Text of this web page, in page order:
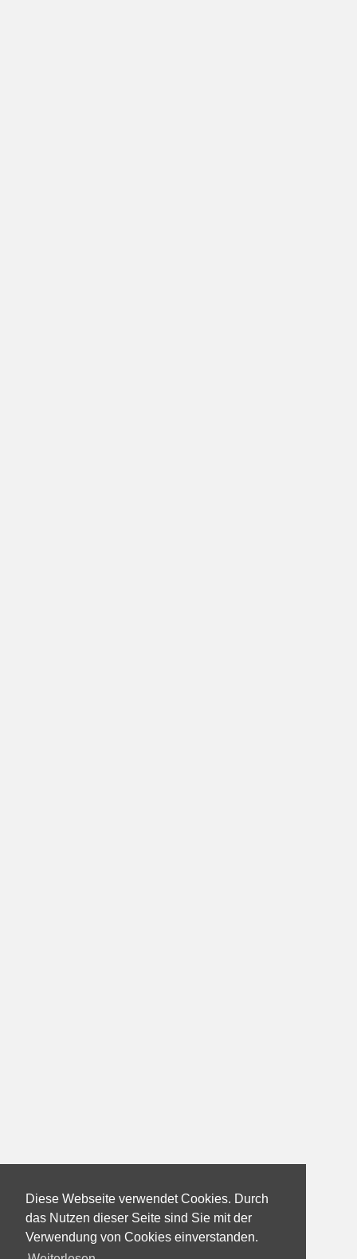
Diese Webseite verwendet Cookies. Durch
das Nutzen dieser Seite sind Sie mit der
Verwendung von Cookies einverstanden.